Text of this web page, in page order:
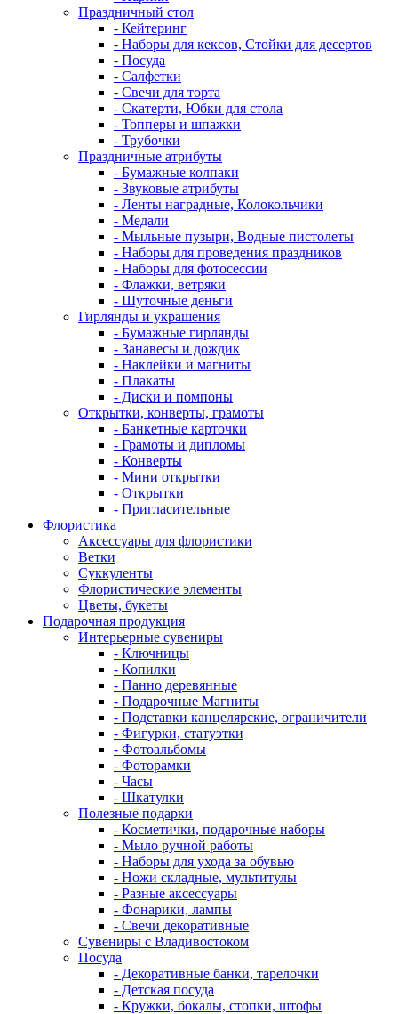
Праздничный стол
- Кейтеринг
- Наборы для кексов, Стойки для десертов
- Посуда
- Салфетки
- Свечи для торта
- Скатерти, Юбки для стола
- Топперы и шпажки
- Трубочки
Праздничные атрибуты
- Бумажные колпаки
- Звуковые атрибуты
- Ленты наградные, Колокольчики
- Медали
- Мыльные пузыри, Водные пистолеты
- Наборы для проведения праздников
- Наборы для фотосессии
- Флажки, ветряки
- Шуточные деньги
Гирлянды и украшения
- Бумажные гирлянды
- Занавесы и дождик
- Наклейки и магниты
- Плакаты
- Диски и помпоны
Открытки, конверты, грамоты
- Банкетные карточки
- Грамоты и дипломы
- Конверты
- Мини открытки
- Открытки
- Пригласительные
Флористика
Аксессуары для флористики
Ветки
Суккуленты
Флористические элементы
Цветы, букеты
Подарочная продукция
Интерьерные сувениры
- Ключницы
- Копилки
- Панно деревянные
- Подарочные Магниты
- Подставки канцелярские, ограничители
- Фигурки, статуэтки
- Фотоальбомы
- Фоторамки
- Часы
- Шкатулки
Полезные подарки
- Косметички, подарочные наборы
- Мыло ручной работы
- Наборы для ухода за обувью
- Ножи складные, мультитулы
- Разные аксессуары
- Фонарики, лампы
- Свечи декоративные
Сувениры с Владивостоком
Посуда
- Декоративные банки, тарелочки
- Детская посуда
- Кружки, бокалы, стопки, штофы